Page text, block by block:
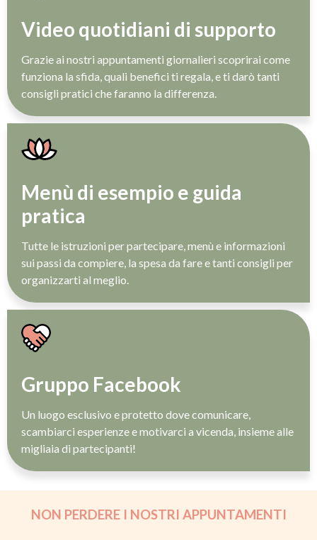
Video quotidiani di supporto
Grazie ai nostri appuntamenti giornalieri scoprirai come
funziona la sfida, quali benefici ti regala, e ti darò tanti
consigli pratici che faranno la differenza.
Menù di esempio e guida
pratica
Tutte le istruzioni per partecipare, menù e informazioni
sui passi da compiere, la spesa da fare e tanti consigli per
organizzarti al meglio.
Gruppo Facebook
Un luogo esclusivo e protetto dove comunicare,
scambiarci esperienze e motivarci a vicenda, insieme alle
migliaia di partecipanti!
NON PERDERE I NOSTRI APPUNTAMENTI